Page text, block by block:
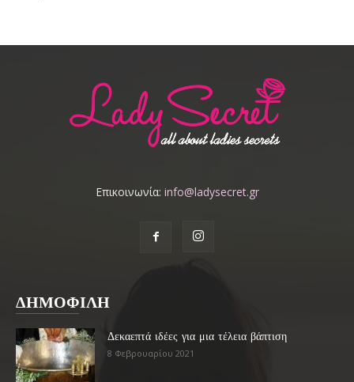
Επικοινωνία: info@ladysecret.gr
ΔΗΜΟΦΙΛΗ
Δεκαεπτά ιδέες για μια τέλεια βάπτιση
8 Φεβρουαρίου 2021